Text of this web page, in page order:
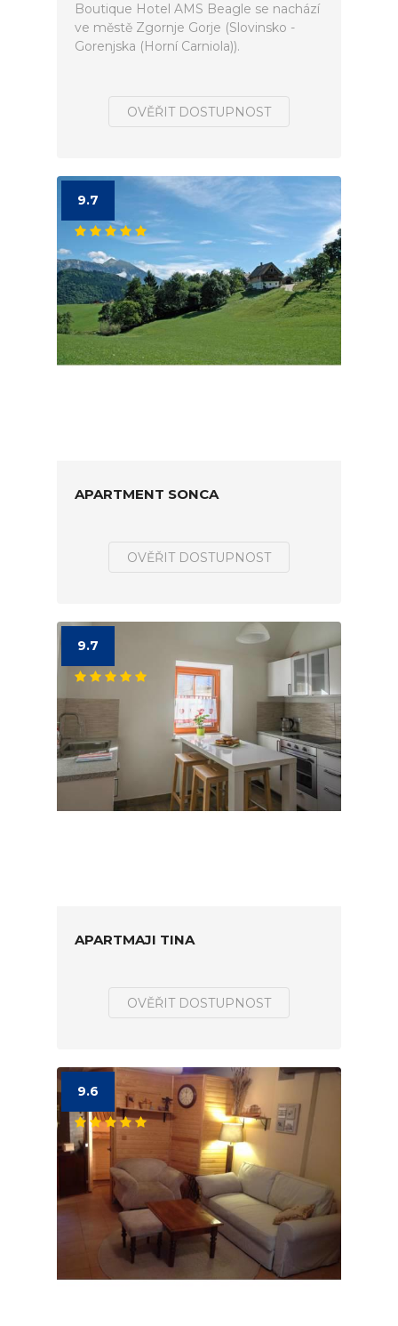
Boutique Hotel AMS Beagle se nachází
ve městě Zgornje Gorje (Slovinsko -
Gorenjska (Horní Carniola)).
OVĚŘIT DOSTUPNOST
9.7
APARTMENT SONCA
OVĚŘIT DOSTUPNOST
9.7
APARTMAJI TINA
OVĚŘIT DOSTUPNOST
9.6